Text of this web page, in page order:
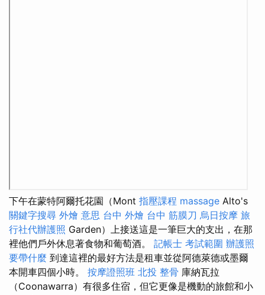
下午在蒙特阿爾托花園（Mont 指壓課程 massage Alto's
關鍵字搜尋 外燴 意思 台中 外燴 台中 筋膜刀 烏日按摩 旅
行社代辦護照 Garden）上接送這是一筆巨大的支出，在那
裡他們戶外休息著食物和葡萄酒。 記帳士 考試範圍 辦護照
要帶什麼 到達這裡的最好方法是租車並從阿德萊德或墨爾
本開車四個小時。 按摩證照班 北投 整骨 庫納瓦拉
（Coonawarra）有很多住宿，但它更像是機動的旅館和小